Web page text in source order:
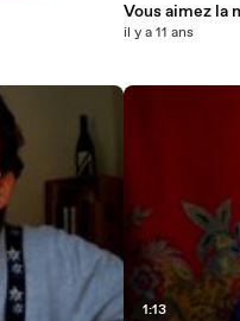
Vous aimez la
il y a 11 ans
1:13